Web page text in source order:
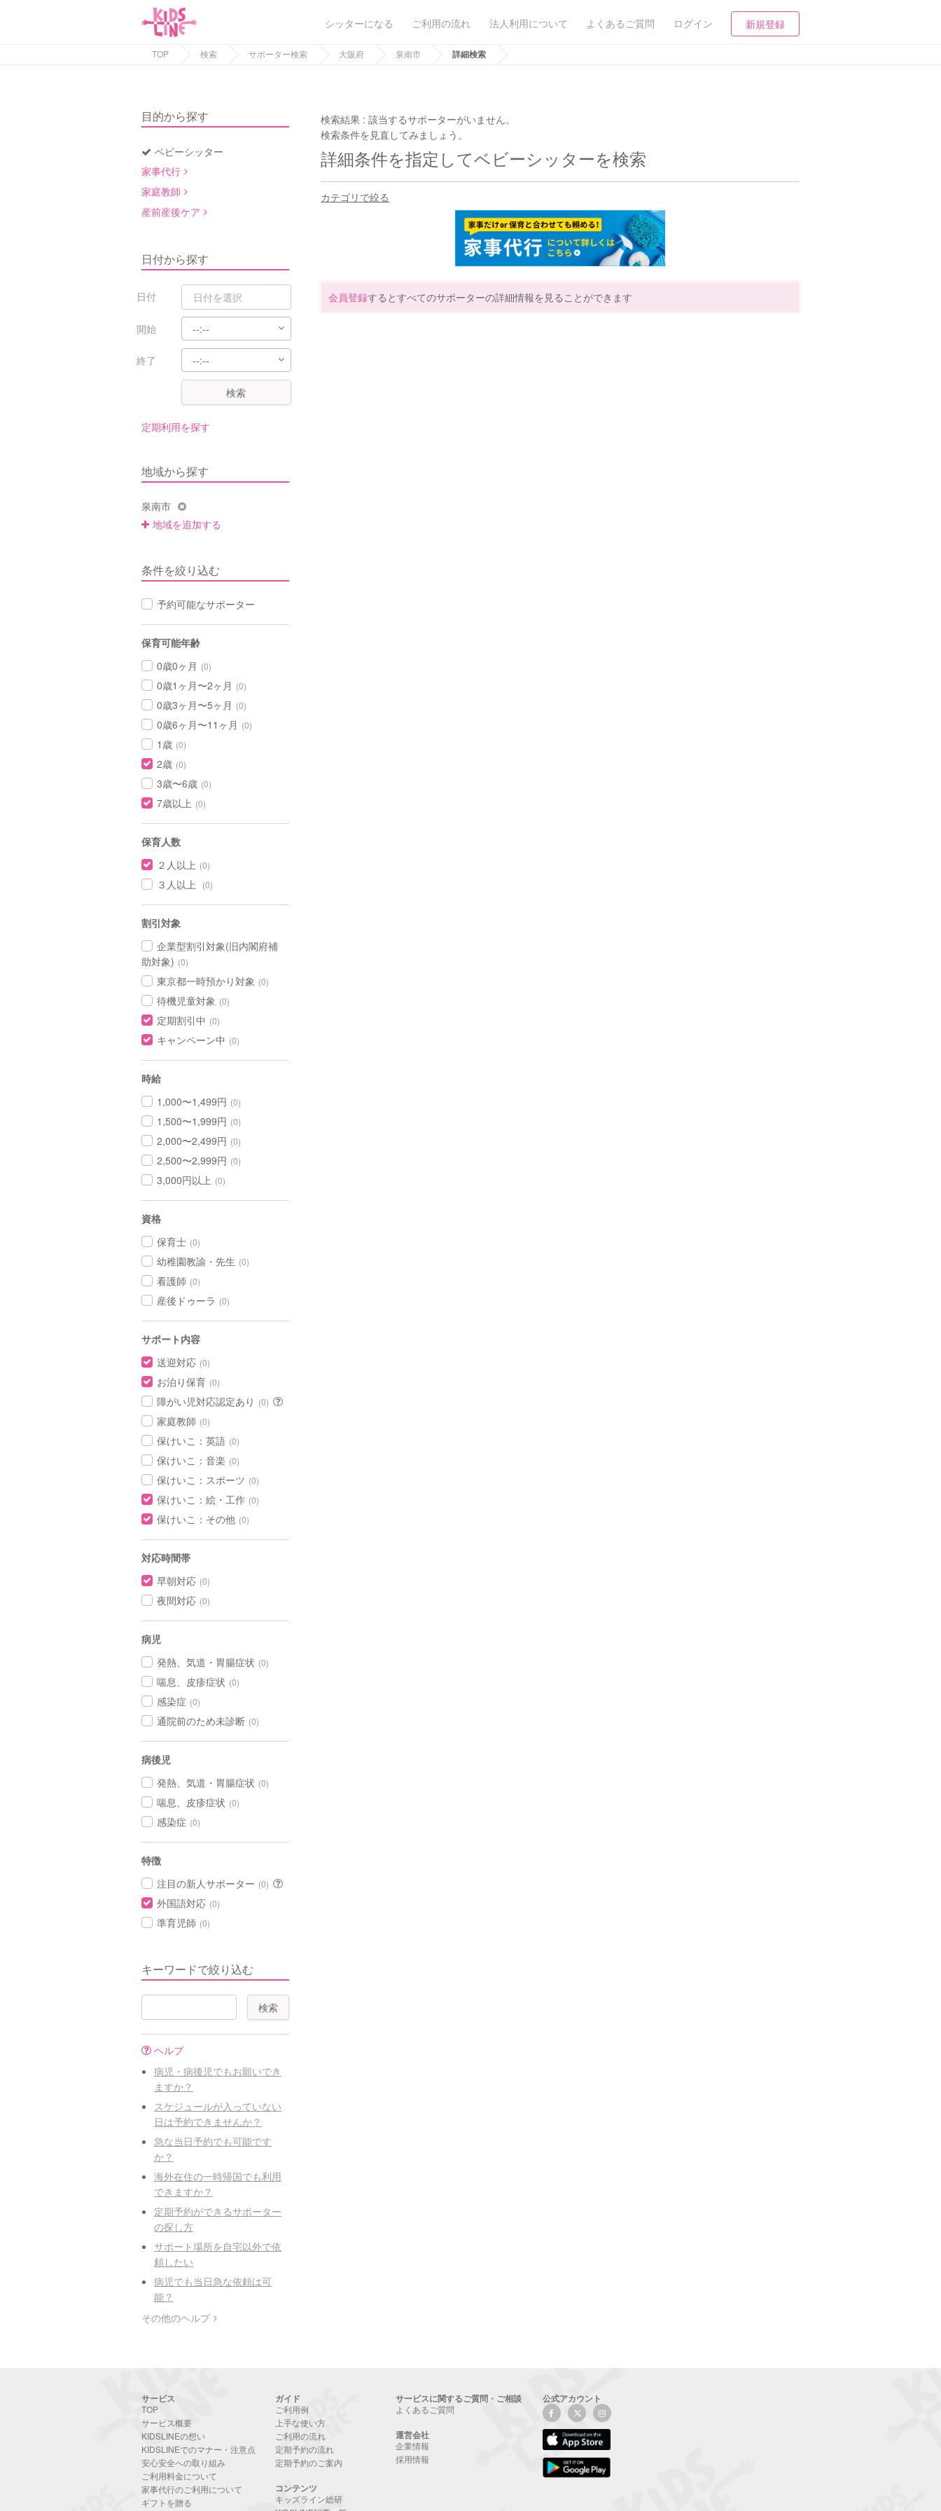
シッターになる ご利用の流れ 法人利用について よくあるご質問 ログイン 新規登録
TOP 検索 サポーター検索 大阪府 泉南市 詳細検索
目的から探す
ベビーシッター
家事代行
家庭教師
産前産後ケア
日付から探す
日付
開始
終了
検索
定期利用を探す
地域から探す
泉南市
地域を追加する
条件を絞り込む
予約可能なサポーター
保育可能年齢
0歳0ヶ月 (0)
0歳1ヶ月〜2ヶ月 (0)
0歳3ヶ月〜5ヶ月 (0)
0歳6ヶ月〜11ヶ月 (0)
1歳 (0)
2歳 (0)
3歳〜6歳 (0)
7歳以上 (0)
保育人数
２人以上 (0)
３人以上 (0)
割引対象
企業型割引対象(旧内閣府補
助対象) (0)
東京都一時預かり対象 (0)
待機児童対象 (0)
定期割引中 (0)
キャンペーン中 (0)
時給
1,000〜1,499円 (0)
1,500〜1,999円 (0)
2,000〜2,499円 (0)
2,500〜2,999円 (0)
3,000円以上 (0)
資格
保育士 (0)
幼稚園教諭・先生 (0)
看護師 (0)
産後ドゥーラ (0)
サポート内容
送迎対応 (0)
お泊り保育 (0)
障がい児対応認定あり (0)
家庭教師 (0)
保けいこ：英語 (0)
保けいこ：音楽 (0)
保けいこ：スポーツ (0)
保けいこ：絵・工作 (0)
保けいこ：その他 (0)
対応時間帯
早朝対応 (0)
夜間対応 (0)
病児
発熱、気道・胃腸症状 (0)
喘息、皮疹症状 (0)
感染症 (0)
通院前のため未診断 (0)
病後児
発熱、気道・胃腸症状 (0)
喘息、皮疹症状 (0)
感染症 (0)
特徴
注目の新人サポーター (0)
外国語対応 (0)
準育児師 (0)
キーワードで絞り込む
ヘルプ
病児・病後児でもお願いでき
ますか？
スケジュールが入っていない
日は予約できませんか？
急な当日予約でも可能です
か？
海外在住の一時帰国でも利用
できますか？
定期予約ができるサポーター
の探し方
サポート場所を自宅以外で依
頼したい
病児でも当日急な依頼は可
能？
その他のヘルプ
検索結果 :該当するサポーターがいません。
検索条件を見直してみましょう。
詳細条件を指定してベビーシッターを検索
カテゴリで絞る
会員登録するとすべてのサポーターの詳細情報を見ることができます
サービス
TOP
サービス概要
KIDSLINEの想い
KIDSLINEでのマナー・注意点
安心安全への取り組み
ご利用料金について
家事代行のご利用について
ギフトを贈る
ガイド
ご利用例
上手な使い方
ご利用の流れ
定期予約の流れ
定期予約のご案内
コンテンツ
キッズライン総研
サービスに関するご質問・ご相談
よくあるご質問
運営会社
企業情報
採用情報
公式アカウント